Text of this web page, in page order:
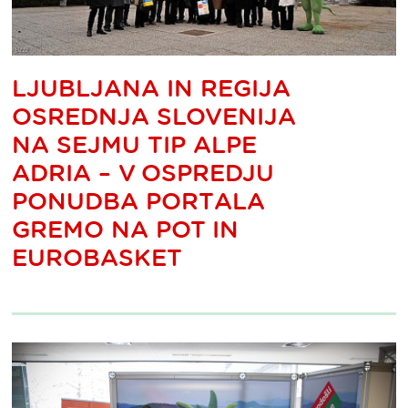
LJUBLJANA IN REGIJA
OSREDNJA SLOVENIJA
NA SEJMU TIP ALPE
ADRIA – V OSPREDJU
PONUDBA PORTALA
GREMO NA POT IN
EUROBASKET